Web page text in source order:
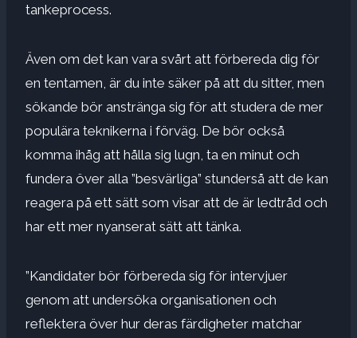
tankeprocess.
Även om det kan vara svårt att förbereda dig för
en tentamen, är du inte säker på att du sitter, men
sökande bör anstränga sig för att studera de mer
populära teknikerna i förväg. De bör också
komma ihåg att hålla sig lugn, ta en minut och
fundera över alla ”besvärliga” stunderså att de kan
reagera på ett sätt som visar att de är ledtråd och
har ett mer nyanserat sätt att tänka.
”Kandidater bör förbereda sig för intervjuer
genom att undersöka organisationen och
reflektera över hur deras färdigheter matchar